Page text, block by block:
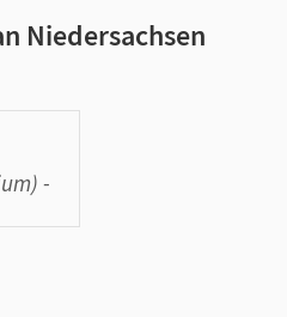
Niedersachsen